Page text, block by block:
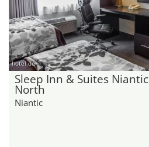
hotel.de
Sleep Inn & Suites Niantic
North
Niantic